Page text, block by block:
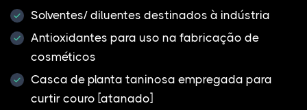
Solventes/ diluentes destinados à indústria
Antioxidantes para uso na fabricação de
cosméticos
Casca de planta taninosa empregada para
curtir couro [atanado]